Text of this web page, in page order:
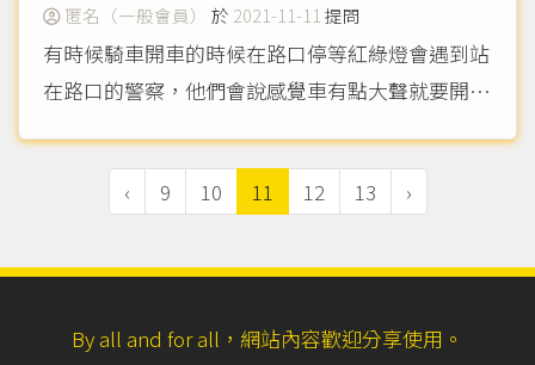
匿名（一般會員） 於 2021-11-11 提問
有時候騎車開車的時候在路口停等紅綠燈會遇到站
在路口的警察，他們會說感覺車有點大聲就要開始
拍照或錄影我的車嗎？（more...）
‹
9 10 11 12 13 ›
By all and for all，網站內容歡迎分享使用。